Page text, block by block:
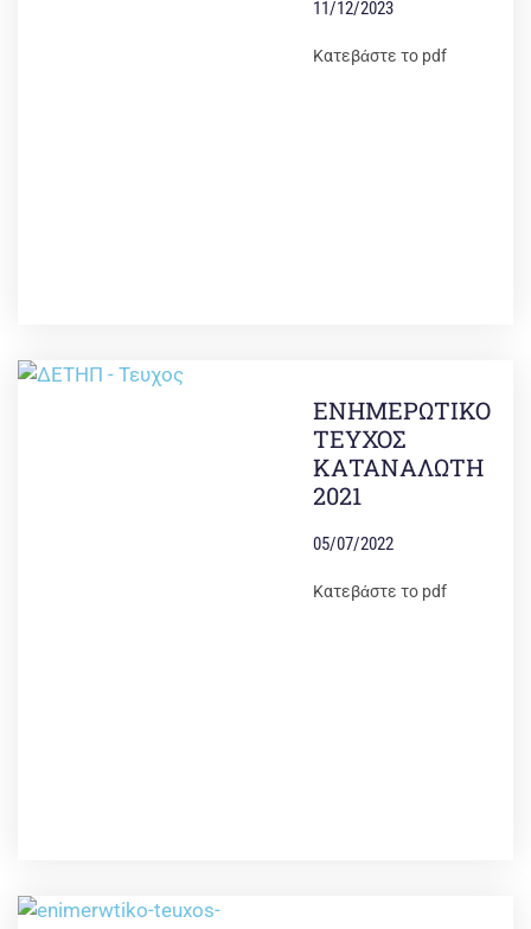
11/12/2023
Κατεβάστε το pdf
ΕΝΗΜΕΡΩΤΙΚΟ
ΤΕΥΧΟΣ
ΚΑΤΑΝΑΛΩΤΗ
2021
05/07/2022
Κατεβάστε το pdf